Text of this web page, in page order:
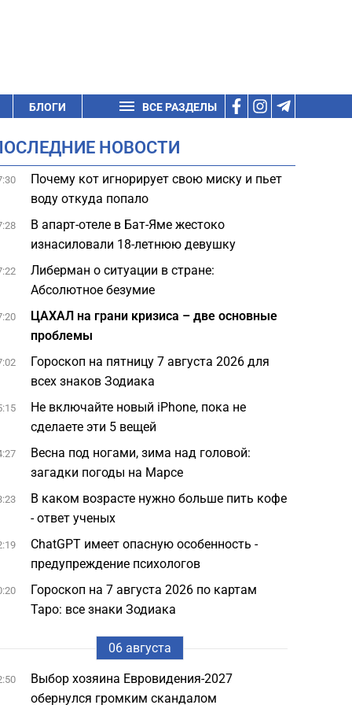
БЛОГИ ВСЕ РАЗДЕЛЫ
НОВОСТИ
Почему кот игнорирует свою миску и пьет
воду откуда попало
В апарт-отеле в Бат-Яме жестоко
изнасиловали 18-летнюю девушку
Либерман о ситуации в стране:
Абсолютное безумие
ЦАХАЛ на грани кризиса – две основные
проблемы
Гороскоп на пятницу 7 августа 2026 для
всех знаков Зодиака
Не включайте новый iPhone, пока не
сделаете эти 5 вещей
Весна под ногами, зима над головой:
загадки погоды на Марсе
В каком возрасте нужно больше пить кофе
- ответ ученых
ChatGPT имеет опасную особенность -
предупреждение психологов
Гороскоп на 7 августа 2026 по картам
Таро: все знаки Зодиака
06 августа
Выбор хозяина Евровидения-2027
обернулся громким скандалом